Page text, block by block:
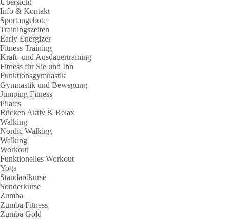
Übersicht
Info & Kontakt
Sportangebote
Trainingszeiten
Early Energizer
Fitness Training
Kraft- und Ausdauertraining
Fitness für Sie und Ihn
Funktionsgymnastik
Gymnastik und Bewegung
Jumping Fitness
Pilates
Rücken Aktiv & Relax
Walking
Nordic Walking
Walking
Workout
Funktionelles Workout
Yoga
Standardkurse
Sonderkurse
Zumba
Zumba Fitness
Zumba Gold